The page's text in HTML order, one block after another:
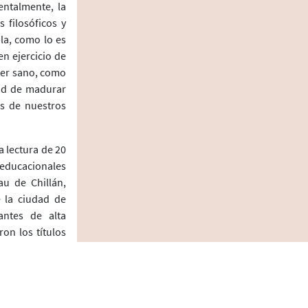
la
filosóficos y
como lo es
ejercicio de
sano, como
de madurar
de nuestros
lectura de 20
de Chillán,
la ciudad de
de alta
los títulos